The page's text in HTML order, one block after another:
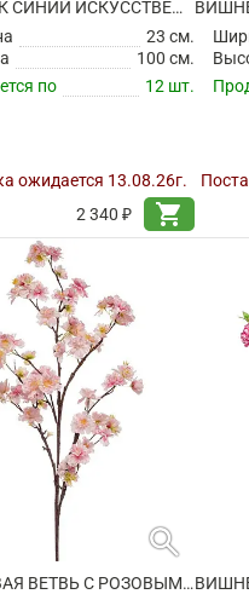
ВАСИЛЕК СИНИЙ ИСКУССТВЕННЫЙ
23 см.
100 см.
по
12 шт.
ожидается 13.08.26г.
2 340 ₽
shopping_cart
search
ВИШНЕВАЯ ВЕТВЬ С РОЗОВЫМИ ЦВЕТАМИ ИСКУССТВЕННАЯ